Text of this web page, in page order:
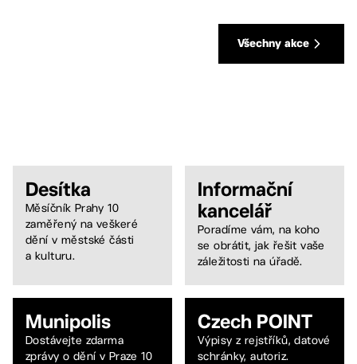
Všechny akce
Desítka
Měsíčník Prahy 10
zaměřený na veškeré
dění v městské části
a kulturu.
Informační
kancelář
Poradíme vám, na koho
se obrátit, jak řešit vaše
záležitosti na úřadě.
Munipolis
Dostávejte zdarma
zprávy o dění v Praze 10
Czech POINT
Výpisy z rejstříků, datové
schránky, autoriz.